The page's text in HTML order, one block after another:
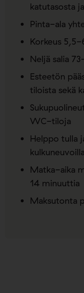
katutasosta
Pinta-ala
Korkeus 5,5-
Neljä salia
Esteetön
tiloista sekä
WC-tiloja
Helppo tulla
kulkuneuvoilla
Matka-aika
14 minuuttia
Maksutonta